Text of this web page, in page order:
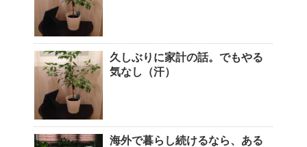
久しぶりに家計の話。でもやる
気なし（汗）
海外で暮らし続けるなら、ある